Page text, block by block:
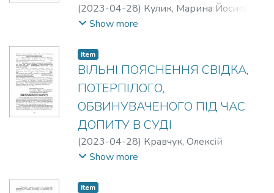
(2023-04-28) Кулик, Марина Йосипівна
Симчук, Анатолій Степанович
Show more
Item
ВІЛЬНІ ПОЯСНЕННЯ СВІДКА,
ПОТЕРПІЛОГО,
ОБВИНУВАЧЕНОГО ПІД ЧАС
ДОПИТУ В СУДІ
(2023-04-28) Кравчук, Олексій
Олегович
Show more
Item